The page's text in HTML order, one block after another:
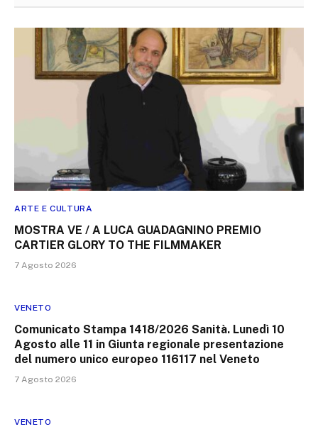
ARTE E CULTURA
MOSTRA VE / A LUCA GUADAGNINO PREMIO
CARTIER GLORY TO THE FILMMAKER
7 Agosto 2026
VENETO
Comunicato Stampa 1418/2026 Sanità. Lunedì 10
Agosto alle 11 in Giunta regionale presentazione
del numero unico europeo 116117 nel Veneto
7 Agosto 2026
VENETO